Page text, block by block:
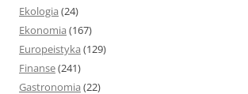
Ekologia (24)
Ekonomia (167)
Europeistyka (129)
Finanse(241)
Gastronomia (22)